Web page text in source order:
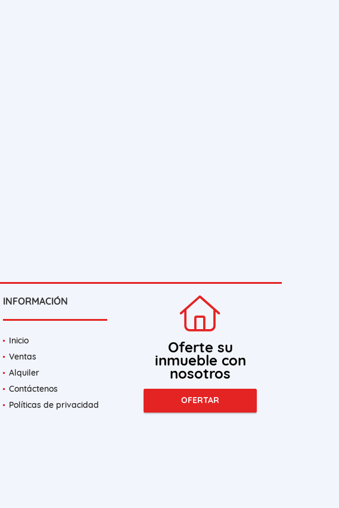
INFORMACIÓN
Inicio
Ventas
Alquiler
Contáctenos
Políticas de privacidad
Oferte su
inmueble con
nosotros
OFERTAR